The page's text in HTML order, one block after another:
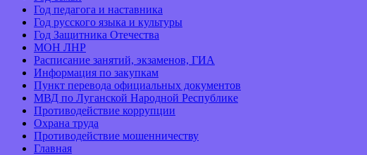
Год педагога и наставника
Год русского языка и культуры
Год Защитника Отечества
МОН ЛНР
Расписание занятий, экзаменов, ГИА
Информация по закупкам
Пункт перевода официальных документов
МВД по Луганской Народной Республике
Противодействие коррупции
Охрана труда
Противодействие мошенничеству
Главная